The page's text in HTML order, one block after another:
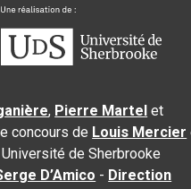
, Pierre Martel et
concours de Louis Mercier
de Sherbrooke
D’Amico - Direction